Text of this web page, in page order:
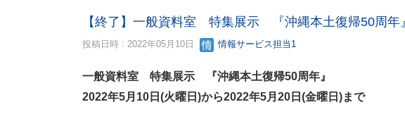
【終了】一般資料室 特集展示 『沖縄本土復帰50周年』
投稿日時 : 2022年05月10日 情報サービス担当1
一般資料室 特集展示 『沖縄本土復帰50周年』
2022年5月10日(火曜日)から2022年5月20日(金曜日)まで